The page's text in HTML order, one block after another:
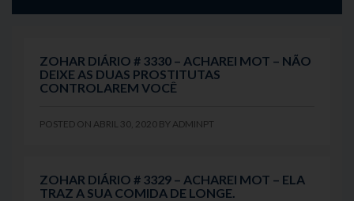
ZOHAR DIÁRIO # 3330 – ACHAREI MOT – NÃO
DEIXE AS DUAS PROSTITUTAS
CONTROLAREM VOCÊ
POSTED ON ABRIL 30, 2020 BY ADMINPT
ZOHAR DIÁRIO # 3329 – ACHAREI MOT – ELA
TRAZ A SUA COMIDA DE LONGE.